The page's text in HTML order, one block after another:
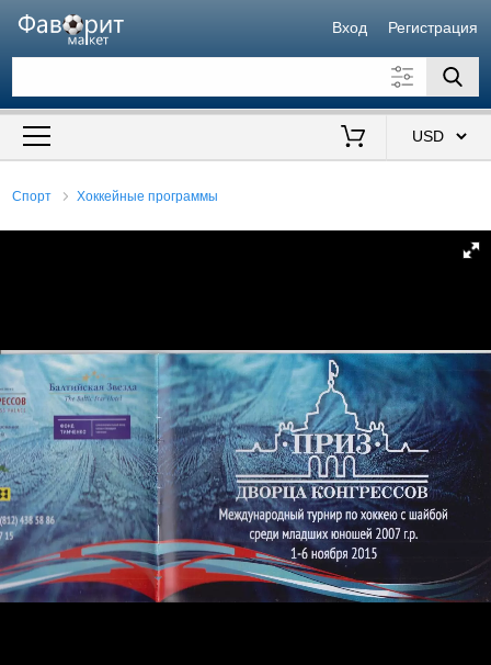
Вход Регистрация
Искать также в описании
Спорт Хоккейные программы